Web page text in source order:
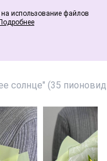
солнце" (35
использование файлов
Подробнее